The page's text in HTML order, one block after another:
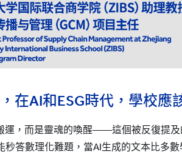
在AI和ESG時代，學校應
運，而是靈魂的喚醒——這個被反復提
秒答數理化難題，當AI生成的文本比多